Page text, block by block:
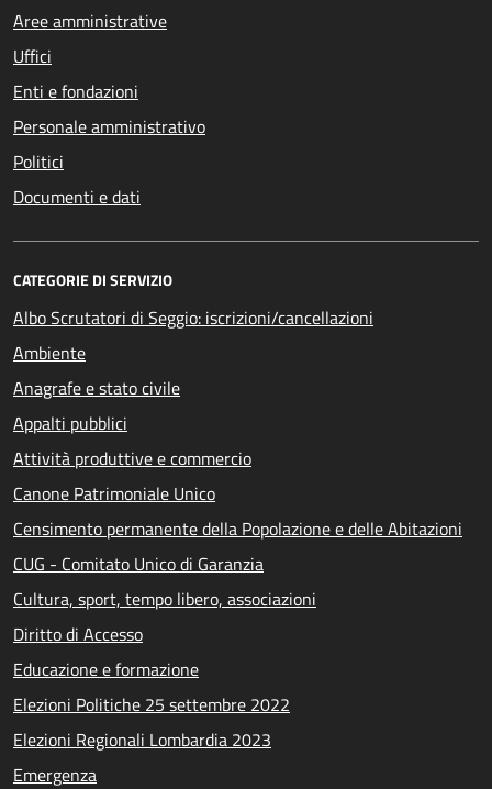
Aree amministrative
Uffici
Enti e fondazioni
Personale amministrativo
Politici
Documenti e dati
CATEGORIE DI SERVIZIO
Albo Scrutatori di Seggio: iscrizioni/cancellazioni
Ambiente
Anagrafe e stato civile
Appalti pubblici
Attività produttive e commercio
Canone Patrimoniale Unico
Censimento permanente della Popolazione e delle Abitazioni
CUG - Comitato Unico di Garanzia
Cultura, sport, tempo libero, associazioni
Diritto di Accesso
Educazione e formazione
Elezioni Politiche 25 settembre 2022
Elezioni Regionali Lombardia 2023
Emergenza